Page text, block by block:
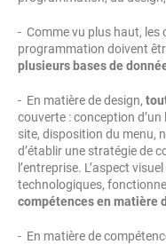
- Comme vu plus haut, les
programmation doivent
plusieurs bases de
- En matière de design,
couverte : conception
site, disposition du menu,
d’établir une stratégie de
l’entreprise. L’aspect
technologiques,
compétences en matière
- En matière de